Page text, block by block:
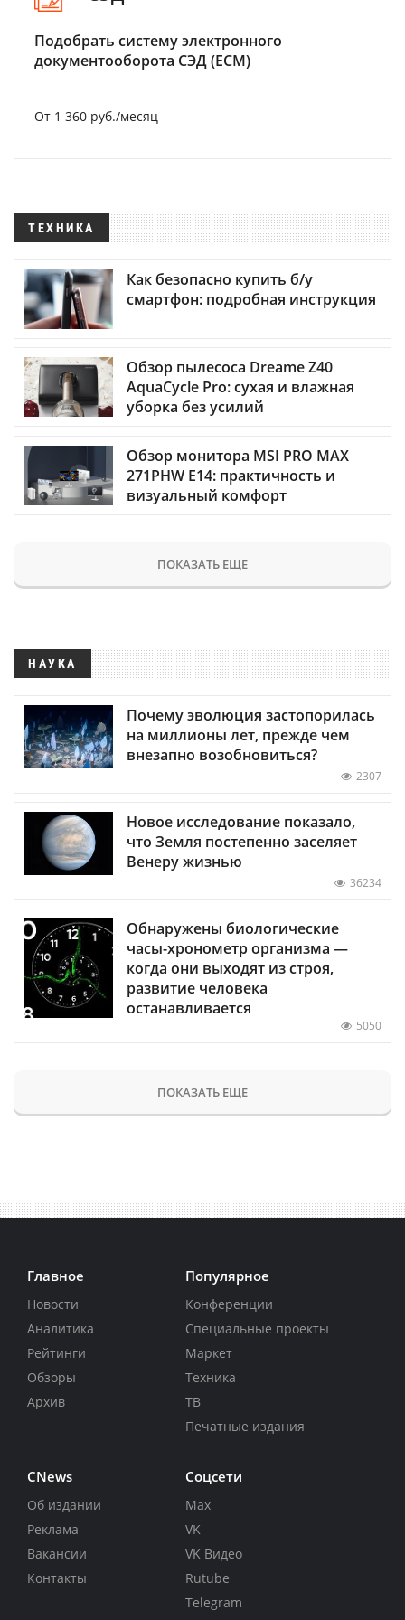
Подобрать систему электронного
документооборота СЭД (ECM)
От 1 360 руб./месяц
ТЕХНИКА
Как безопасно купить б/у
смартфон: подробная инструкция
Обзор пылесоса Dreame Z40
AquaCycle Pro: сухая и влажная
уборка без усилий
Обзор монитора MSI PRO MAX
271PHW E14: практичность и
визуальный комфорт
ПОКАЗАТЬ ЕЩЕ
НАУКА
Почему эволюция застопорилась
на миллионы лет, прежде чем
внезапно возобновиться?
2307
Новое исследование показало,
что Земля постепенно заселяет
Венеру жизнью
36234
Обнаружены биологические
часы-хронометр организма —
когда они выходят из строя,
развитие человека
останавливается
5050
ПОКАЗАТЬ ЕЩЕ
Главное
Новости
Аналитика
Рейтинги
Обзоры
Архив
Популярное
Конференции
Специальные проекты
Маркет
Техника
ТВ
Печатные издания
CNews
Об издании
Реклама
Вакансии
Контакты
Соцсети
Max
VK
VK Видео
Rutube
Telegram